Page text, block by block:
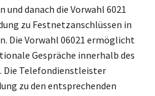
und danach die Vorwahl 6021
zu Festnetzanschlüssen in
Die Vorwahl 06021 ermöglicht
Gespräche innerhalb des
Die Telefondienstleister
zu den entsprechenden